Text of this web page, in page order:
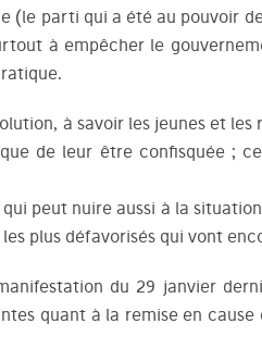
(le parti qui a été au pouvoir
à empêcher le
à savoir les jeunes et les
de leur être confisquée ;
peut nuire aussi à la
plus défavorisés qui vont
du 29 janvier
quant à la remise en cause